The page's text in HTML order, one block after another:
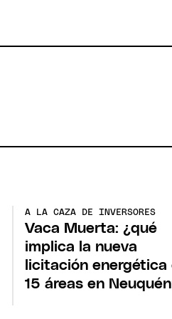
A LA CAZA DE INVERSORES
Vaca Muerta: ¿qué
implica la nueva
licitación energética
15 áreas en